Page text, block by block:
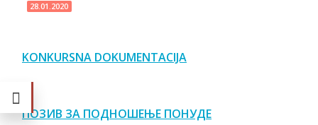
28.01.2020
KONKURSNA DOKUMENTACIJA
ПОЗИВ ЗА ПОДНОШЕЊЕ ПОНУДЕ